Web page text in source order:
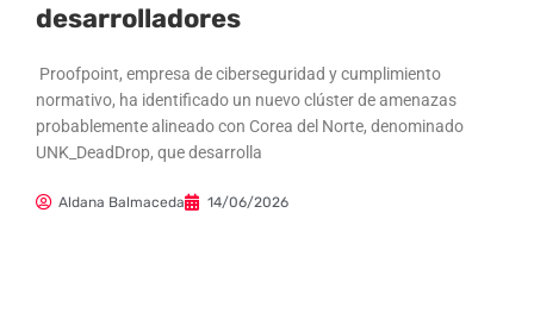
desarrolladores
Proofpoint, empresa de ciberseguridad y cumplimiento
normativo, ha identificado un nuevo clúster de amenazas
probablemente alineado con Corea del Norte, denominado
UNK_DeadDrop, que desarrolla
Aldana Balmaceda 14/06/2026